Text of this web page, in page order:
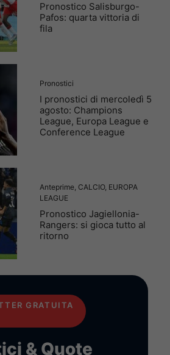
Pronostico Salisburgo-
Pafos: quarta vittoria di
fila
Pronostici
I pronostici di mercoledì 5
agosto: Champions
League, Europa League e
Conference League
Anteprime, CALCIO, EUROPA
LEAGUE
Pronostico Jagiellonia-
Rangers: si gioca tutto al
ritorno
GRATUITA
& Quote